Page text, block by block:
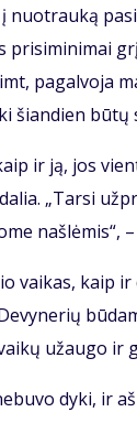
nuo­trau­ką
pri­si­mi­ni­mai
pa­gal­vo­ja
šian­dien bū­tų
ir ją, jos
„Tar­si
naš­lė­mis“,
vai­kas, kaip
už­au­go ir
dy­ki, ir